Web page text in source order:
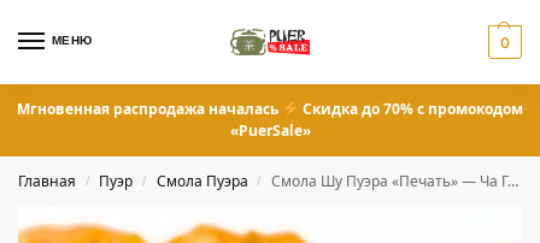
МЕНЮ 0
Мгновенная распродажа началась
Скидка до 70% с промокодом
«PuerSale»
Главная / Пуэр / Смола Пуэра / Смола Шу Пуэра «Печать» — Ча Гао 0,5 грамм